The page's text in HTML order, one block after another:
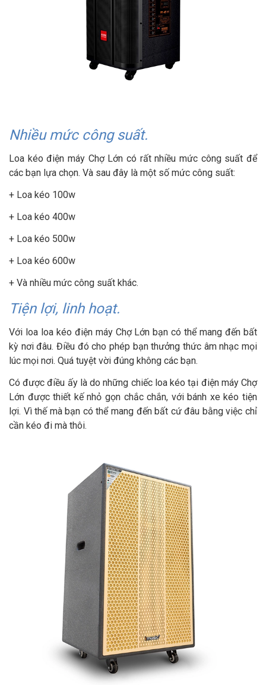
Nhiều mức công suất.
Loa kéo điện máy Chợ Lớn có rất nhiều mức công suất để
các bạn lựa chọn. Và sau đây là một số mức công suất:
+ Loa kéo 100w
+ Loa kéo 400w
+ Loa kéo 500w
+ Loa kéo 600w
+ Và nhiều mức công suất khác.
Tiện lợi, linh hoạt.
Với loa loa kéo điện máy Chợ Lớn bạn có thể mang đến bất
kỳ nơi đâu. Điều đó cho phép bạn thưởng thức âm nhạc mọi
lúc mọi nơi. Quá tuyệt vời đúng không các bạn.
Có được điều ấy là do những chiếc loa kéo tại điện máy Chợ
Lớn được thiết kế nhỏ gọn chắc chắn, với bánh xe kéo tiện
lợi. Vì thế mà bạn có thể mang đến bất cứ đâu bằng việc chỉ
cần kéo đi mà thôi.